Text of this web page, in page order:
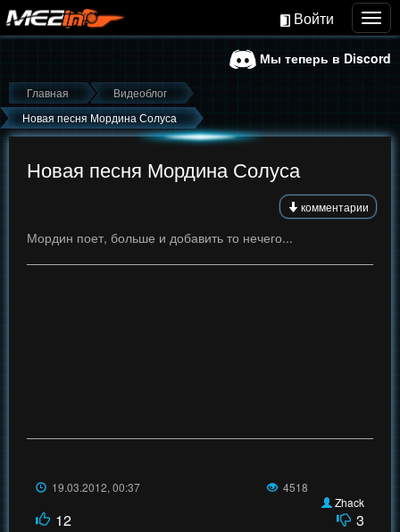
Войти
Мы теперь в Discord
Главная
Видеоблог
Новая песня Мордина Солуса
Новая песня Мордина Солуса
комментарии
Мордин поет, больше и добавить то нечего...
19.03.2012, 00:37
4518
Zhack
12 3